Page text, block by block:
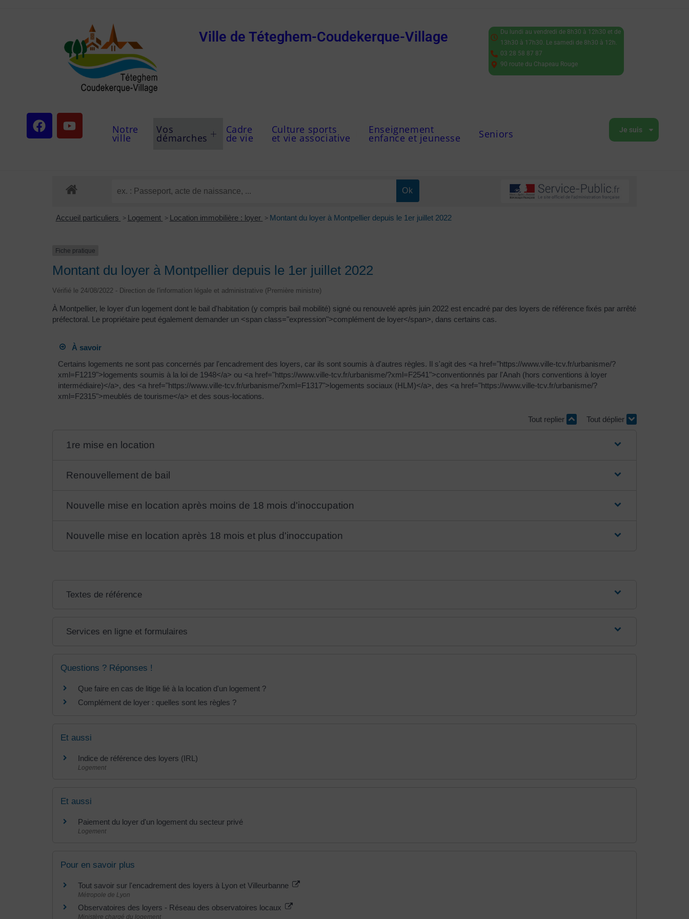
Ville de Téteghem-Coudekerque-Village
Du lundi au vendredi de 8h30 à 12h30 et de
13h30 à 17h30. Le samedi de 8h30 à 12h.
03 28 58 87 87
90 route du Chapeau Rouge
Notre
ville
Vos
démarches
Cadre
de vie
Culture sports
et vie associative
Enseignement
enfance et jeunesse Seniors Je suis
Accueil particuliers > Logement > Location immobilière : loyer > Montant du loyer à Montpellier depuis le 1er juillet 2022
Fiche pratique
Montant du loyer à Montpellier depuis le 1er juillet 2022
Vérifié le 24/08/2022 - Direction de l'information légale et administrative (Première ministre)
À Montpellier, le loyer d'un logement dont le bail d'habitation (y compris bail mobilité) signé ou renouvelé après juin 2022 est encadré par des loyers de référence fixés par arrêté
préfectoral. Le propriétaire peut également demander un <span class="expression">complément de loyer</span>, dans certains cas.
À savoir
Certains logements ne sont pas concernés par l'encadrement des loyers, car ils sont soumis à d'autres règles. Il s'agit des <a href="https://www.ville-tcv.fr/urbanisme/?
xml=F1219">logements soumis à la loi de 1948</a> ou <a href="https://www.ville-tcv.fr/urbanisme/?xml=F2541">conventionnés par l'Anah (hors conventions à loyer
intermédiaire)</a>, des <a href="https://www.ville-tcv.fr/urbanisme/?xml=F1317">logements sociaux (HLM)</a>, des <a href="https://www.ville-tcv.fr/urbanisme/?
xml=F2315">meublés de tourisme</a> et des sous-locations.
Tout replier Tout déplier
1re mise en location
Renouvellement de bail
Nouvelle mise en location après moins de 18 mois d'inoccupation
Nouvelle mise en location après 18 mois et plus d'inoccupation
Textes de référence
Services en ligne et formulaires
Questions ? Réponses !
Que faire en cas de litige lié à la location d'un logement ?
Complément de loyer : quelles sont les règles ?
Et aussi
Indice de référence des loyers (IRL)
Logement
Et aussi
Paiement du loyer d'un logement du secteur privé
Logement
Pour en savoir plus
Tout savoir sur l'encadrement des loyers à Lyon et Villeurbanne
Métropole de Lyon
Observatoires des loyers - Réseau des observatoires locaux
Ministère chargé du logement